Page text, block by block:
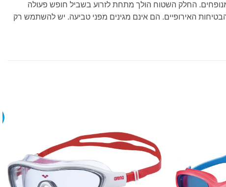
אותם אחרי שהם מנופחים. החלק השטוח הולך מתחת לזרוע בשביל חופש פעולה
האירופיים. הם אינם מגינים מפני טביעה. יש להשתמש רק